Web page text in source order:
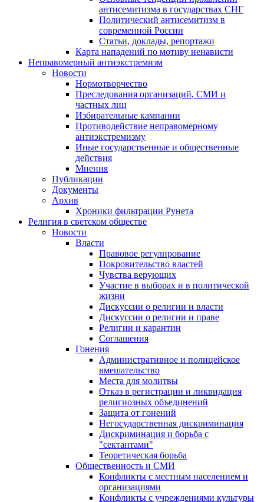
антисемитизма в государствах СНГ
Политический антисемитизм в
современной России
Статьи, доклады, репортажи
Карта нападений по мотиву ненависти
Неправомерный антиэкстремизм
Новости
Нормотворчество
Преследования организаций, СМИ и
частных лиц
Избирательные кампании
Противодействие неправомерному
антиэкстремизму
Иные государственные и общественные
действия
Мнения
Публикации
Документы
Архив
Хроники фильтрации Рунета
Религия в светском обществе
Новости
Власти
Правовое регулирование
Покровительство властей
Чувства верующих
Участие в выборах и в политической
жизни
Дискуссии о религии и власти
Дискуссии о религии и праве
Религии и карантин
Соглашения
Гонения
Административное и полицейское
вмешательство
Места для молитвы
Отказ в регистрации и ликвидация
религиозных объединений
Защита от гонений
Негосударственная дискриминация
Дискриминация и борьба с
"сектантами"
Теоретическая борьба
Общественность и СМИ
Конфликты с местным населением и
организациями
Конфликты с учреждениями культуры